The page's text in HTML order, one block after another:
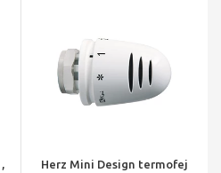
Herz Mini Design termofej